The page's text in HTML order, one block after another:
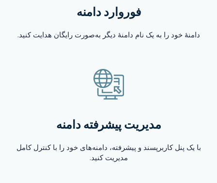
فوروارد دامنه
دامنهٔ خود را به یک نام دامنهٔ دیگر به‌صورت رایگان هدایت کنید.
مدیریت پیشرفته دامنه
با یک پنل کاربرپسند و پیشرفته، دامنه‌های خود را با کنترل کامل
مدیریت کنید.